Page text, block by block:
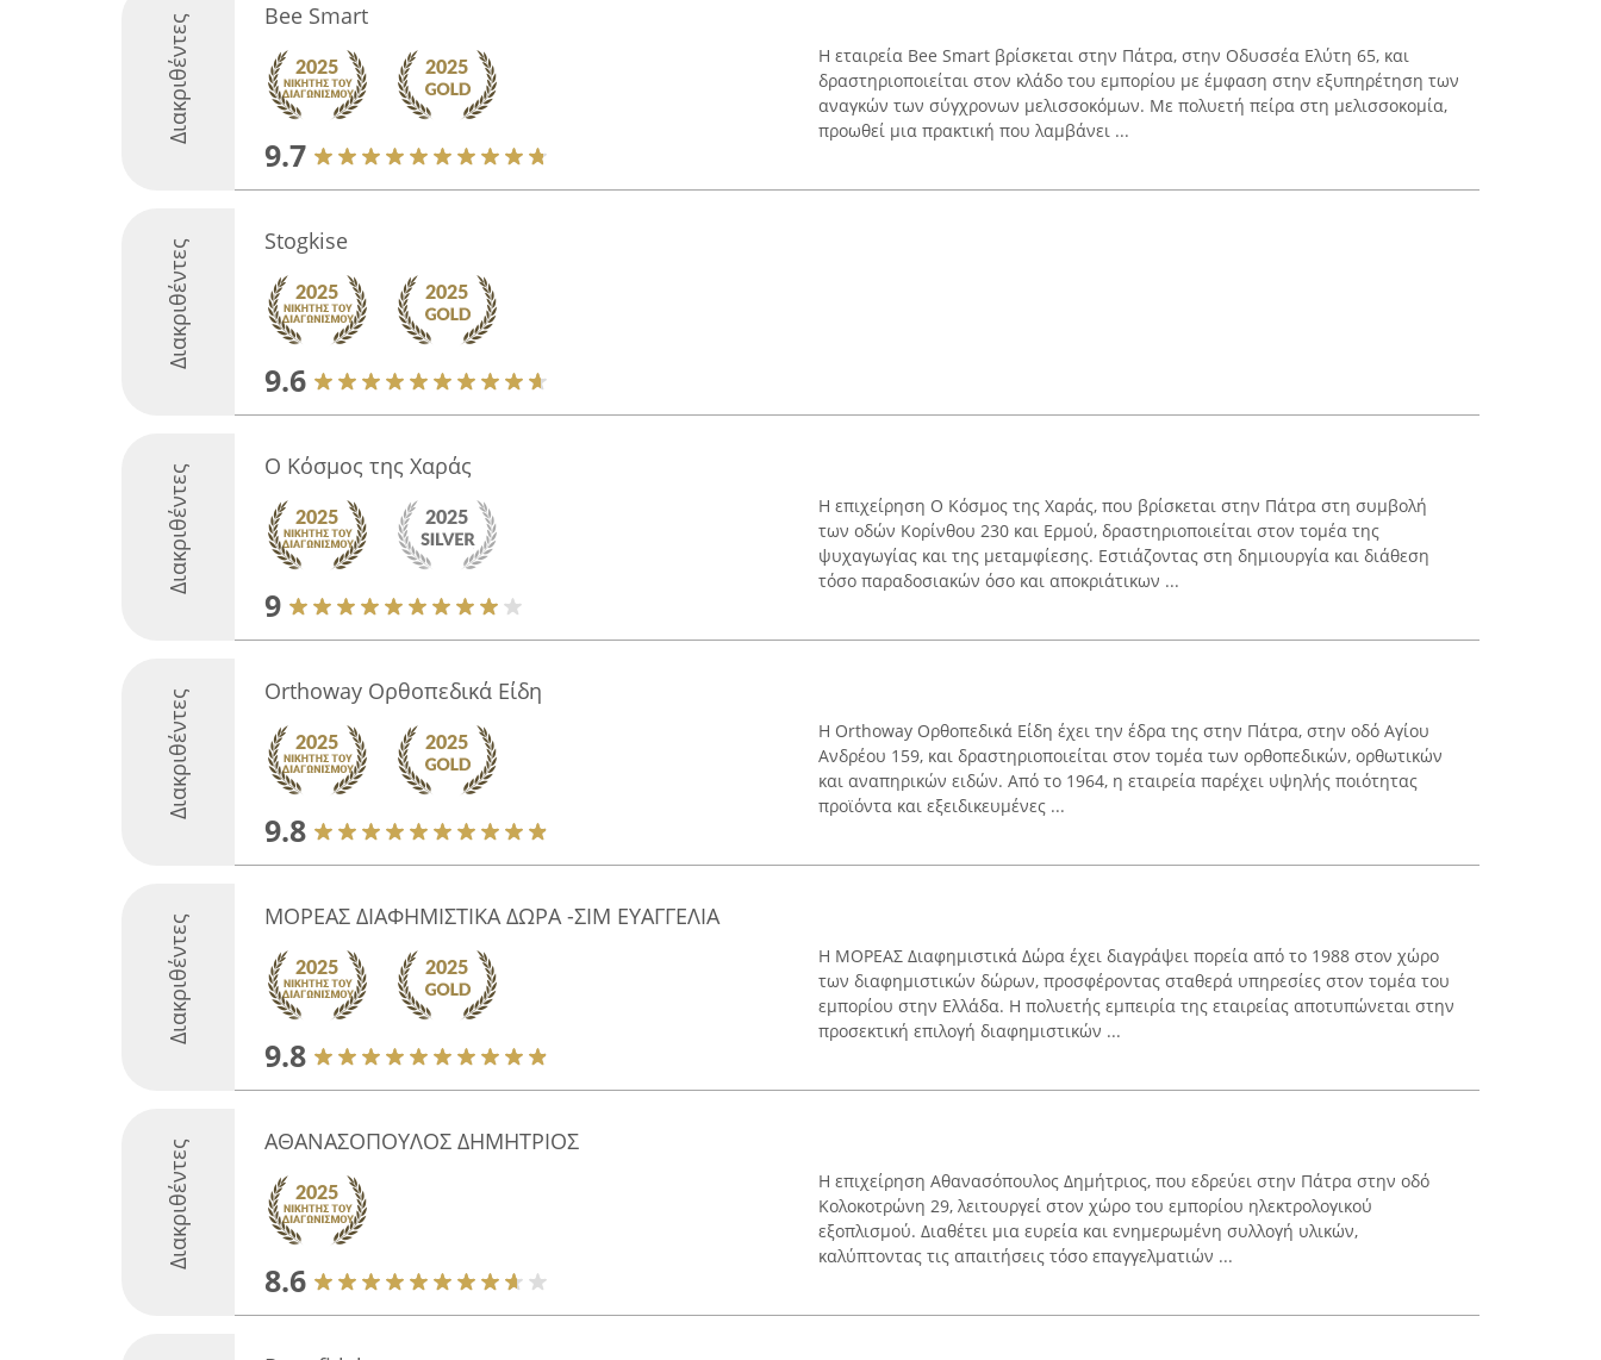
Διακριθέντες Bee Smart
9.7
Η εταιρεία Bee Smart βρίσκεται στην Πάτρα, στην Οδυσσέα Ελύτη 65, και
δραστηριοποιείται στον κλάδο του εμπορίου με έμφαση στην εξυπηρέτηση των
αναγκών των σύγχρονων μελισσοκόμων. Με πολυετή πείρα στη μελισσοκομία,
προωθεί μια πρακτική που λαμβάνει ...
Διακριθέντες Stogkise
9.6
Διακριθέντες Ο Κόσμος της Χαράς
9
Η επιχείρηση Ο Κόσμος της Χαράς, που βρίσκεται στην Πάτρα στη συμβολή
των οδών Κορίνθου 230 και Ερμού, δραστηριοποιείται στον τομέα της
ψυχαγωγίας και της μεταμφίεσης. Εστιάζοντας στη δημιουργία και διάθεση
τόσο παραδοσιακών όσο και αποκριάτικων ...
Διακριθέντες Orthoway Ορθοπεδικά Είδη
9.8
Η Orthoway Ορθοπεδικά Είδη έχει την έδρα της στην Πάτρα, στην οδό Αγίου
Ανδρέου 159, και δραστηριοποιείται στον τομέα των ορθοπεδικών, ορθωτικών
και αναπηρικών ειδών. Από το 1964, η εταιρεία παρέχει υψηλής ποιότητας
προϊόντα και εξειδικευμένες ...
Διακριθέντες ΜΟΡΕΑΣ ΔΙΑΦΗΜΙΣΤΙΚΑ ΔΩΡΑ -ΣΙΜ ΕΥΑΓΓΕΛΙΑ
9.8
Η ΜΟΡΕΑΣ Διαφημιστικά Δώρα έχει διαγράψει πορεία από το 1988 στον χώρο
των διαφημιστικών δώρων, προσφέροντας σταθερά υπηρεσίες στον τομέα του
εμπορίου στην Ελλάδα. Η πολυετής εμπειρία της εταιρείας αποτυπώνεται στην
προσεκτική επιλογή διαφημιστικών ...
Διακριθέντες ΑΘΑΝΑΣΟΠΟΥΛΟΣ ΔΗΜΗΤΡΙΟΣ
8.6
Η επιχείρηση Αθανασόπουλος Δημήτριος, που εδρεύει στην Πάτρα στην οδό
Κολοκοτρώνη 29, λειτουργεί στον χώρο του εμπορίου ηλεκτρολογικού
εξοπλισμού. Διαθέτει μια ευρεία και ενημερωμένη συλλογή υλικών,
καλύπτοντας τις απαιτήσεις τόσο επαγγελματιών ...